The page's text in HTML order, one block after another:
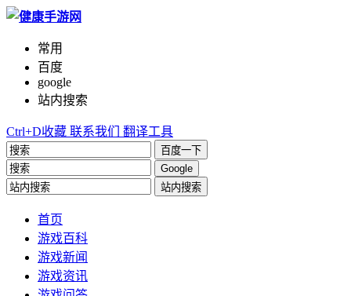
常用
百度
google
站内搜索
Ctrl+D收藏 联系我们 翻译工具
百度一下
Google
站内搜索
首页
游戏百科
游戏新闻
游戏资讯